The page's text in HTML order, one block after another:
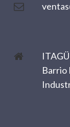
Barrio